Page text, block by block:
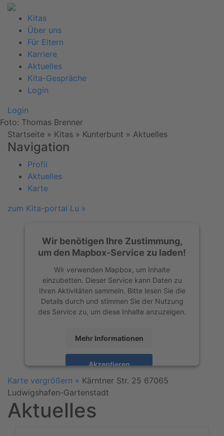
Kitas
Über uns
Für Eltern
Karriere
Aktuelles
Kita-Gespräche
Login
Login
Foto: Thomas Brenner
Startseite » Kitas » Kunterbunt » Aktuelles
Navigation
Profil
Aktuelles
Karte
zum Kita-portal Lu »
Wir benötigen Ihre Zustimmung,
um den Mapbox-Service zu laden!
Wir verwenden Mapbox, um Inhalte
einzubetten. Dieser Service kann Daten zu
Ihren Aktivitäten sammeln. Bitte lesen Sie die
Details durch und stimmen Sie der Nutzung
des Service zu, um diese Inhalte anzuzeigen.
Mehr Informationen
Akzeptieren
powered byUsercentrics Consent
Management Platform
Karte vergrößern » Kärntner Str. 25 67065
Ludwigshafen-Gartenstadt
Aktuelles